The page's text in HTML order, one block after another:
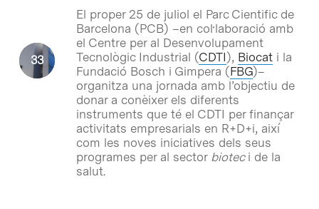
El proper 25 de juliol el Parc Cientific de
Barcelona (PCB) –en col·laboració amb
el Centre per al Desenvolupament
Tecnològic Industrial (CDTI), Biocati la
Fundació Bosch i Gimpera (FBG)–
organitza una jornada amb l’objectiu de
donar a conèixer els diferents
instruments que té el CDTI per finançar
activitats empresarials en R+D+i, així
com les noves iniciatives dels seus
programes per al sector biotec i de la
salut.